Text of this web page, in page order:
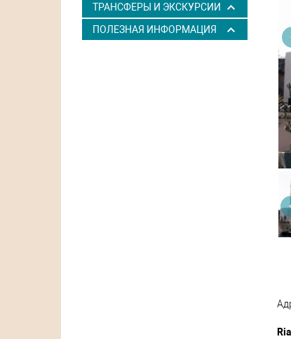
ТРАНСФЕРЫ И ЭКСКУРСИИ
ПОЛЕЗНАЯ ИНФОРМАЦИЯ